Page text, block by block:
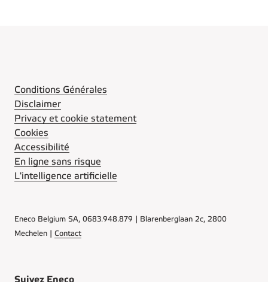
Conditions Générales
Disclaimer
Privacy et cookie statement
Cookies
Accessibilité
En ligne sans risque
L'intelligence artificielle
Eneco Belgium SA, 0683.948.879 | Blarenberglaan 2c, 2800
Mechelen | Contact
Suivez Eneco